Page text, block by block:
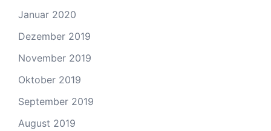
Januar 2020
Dezember 2019
November 2019
Oktober 2019
September 2019
August 2019